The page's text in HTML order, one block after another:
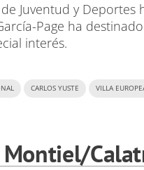
Juventud y Deportes
Page ha
interés.
CARLOS YUSTE VILLA
Montiel/